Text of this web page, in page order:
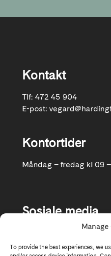
Manage
To provide the best experiences, we
Kontakt
Tlf: 472 45 904
E-post:
Kontortider
Måndag – fredag kl 09 –
Sosiale media
Følg oss gjerne på